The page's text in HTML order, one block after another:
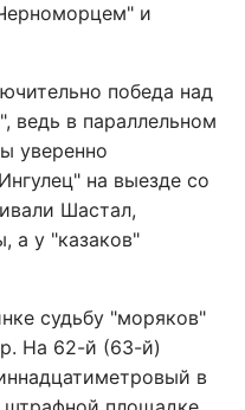
и
победа над
ведь в параллельном
уверенно
на выезде со
Шастал,
а у "казаков"
судьбу "моряков"
На 62-й (63-й)
в